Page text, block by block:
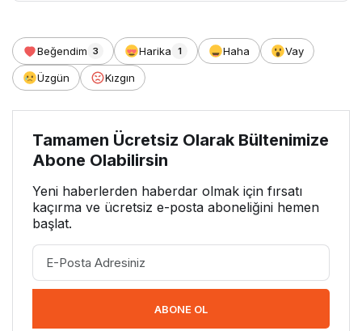
Beğendim 3 Harika 1 Haha Vay
Üzgün Kızgın
Tamamen Ücretsiz Olarak Bültenimize
Abone Olabilirsin
Yeni haberlerden haberdar olmak için fırsatı
kaçırma ve ücretsiz e-posta aboneliğini hemen
başlat.
ABONE OL